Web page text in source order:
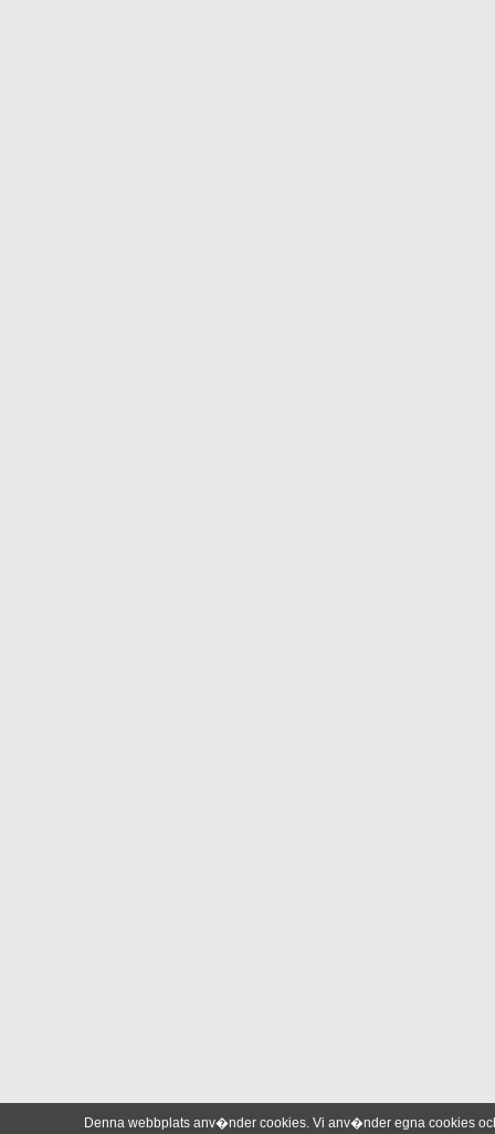
Denna webbplats anv�nder cookies. Vi anv�nder egna cookies